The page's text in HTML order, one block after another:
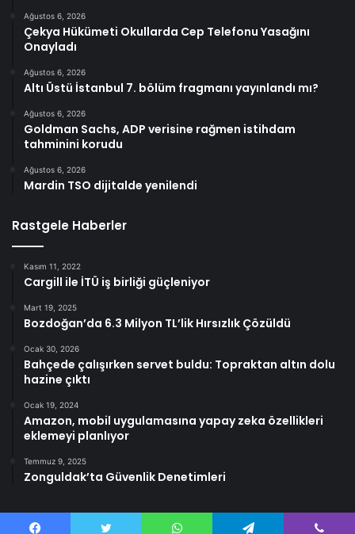
Ağustos 6, 2026
Çekya Hükümeti Okullarda Cep Telefonu Yasağını
Onayladı
Ağustos 6, 2026
Altı Üstü İstanbul 7. bölüm fragmanı yayınlandı mı?
Ağustos 6, 2026
Goldman Sachs, ADP verisine rağmen istihdam
tahminini korudu
Ağustos 6, 2026
Mardin TSO dijitalde yenilendi
Rastgele Haberler
Kasım 11, 2022
Cargill ile İTÜ iş birliği güçleniyor
Mart 19, 2025
Bozdoğan’da 6.3 Milyon TL’lik Hırsızlık Çözüldü
Ocak 30, 2026
Bahçede çalışırken servet buldu: Topraktan altın dolu
hazine çıktı
Ocak 19, 2024
Amazon, mobil uygulamasına yapay zeka özellikleri
eklemeyi planlıyor
Temmuz 9, 2025
Zonguldak’ta Güvenlik Denetimleri